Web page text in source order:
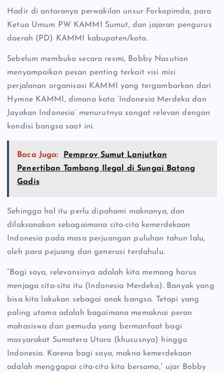
Hadir di antaranya perwakilan unsur Forkopimda, para
Ketua Umum PW KAMMI Sumut, dan jajaran pengurus
daerah (PD) KAMMI kabupaten/kota.
Sebelum membuka secara resmi, Bobby Nasution
menyampaikan pesan penting terkait visi misi
perjalanan organisasi KAMMI yang tergambarkan dari
Hymne KAMMI, dimana kata ‘Indonesia Merdeka dan
Jayakan Indonesia’ menurutnya sangat relevan dengan
kondisi bangsa saat ini.
Baca Juga:
Pemprov Sumut Lanjutkan
Penertiban Tambang Ilegal di Sungai Batang
Gadis
Sehingga hal itu perlu dipahami maknanya, dan
dilaksanakan sebagaimana cita-cita kemerdekaan
Indonesia pada masa perjuangan puluhan tahun lalu,
oleh para pejuang dan generasi terdahulu.
“Bagi saya, relevansinya adalah kita memang harus
menjaga cita-cita itu (Indonesia Merdeka). Banyak yang
bisa kita lakukan sebagai anak bangsa. Tetapi yang
paling utama adalah bagaimana memaknai peran
mahasiswa dan pemuda yang bermanfaat bagi
masyarakat Sumatera Utara (khususnya) hingga
Indonesia. Karena bagi saya, makna kemerdekaan
adalah menggapai cita-cita kita bersama,” ujar Bobby